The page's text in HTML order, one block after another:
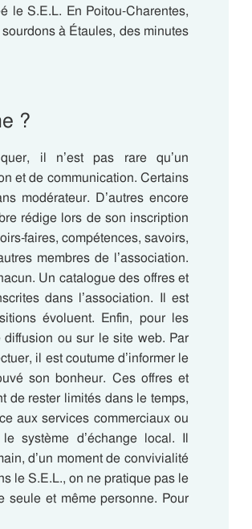
le S.E.L. En Poitou-Charentes,
à Étaules, des minutes
?
il n’est pas rare qu’un
et de communication. Certains
modérateur. D’autres encore
rédige lors de son inscription
faires, compétences, savoirs,
membres de l’association.
Un catalogue des offres et
dans l’association. Il est
évoluent. Enfin, pour les
ou sur le site web. Par
il est coutume d’informer le
son bonheur. Ces offres et
de rester limités dans le temps,
aux services commerciaux ou
système d’échange local. Il
d’un moment de convivialité
le S.E.L., on ne pratique pas le
seule et même personne. Pour